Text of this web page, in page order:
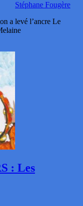
Stéphane Fougère
a levé l’ancre Le
: Les